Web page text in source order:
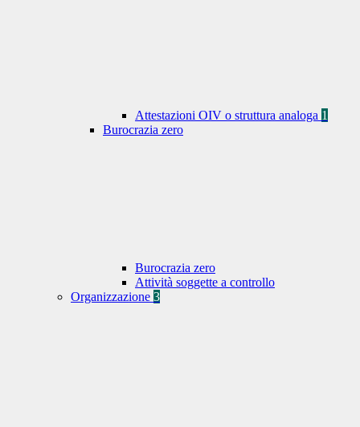
Attestazioni OIV o struttura analoga 1
Burocrazia zero
Burocrazia zero
Attività soggette a controllo
Organizzazione 3